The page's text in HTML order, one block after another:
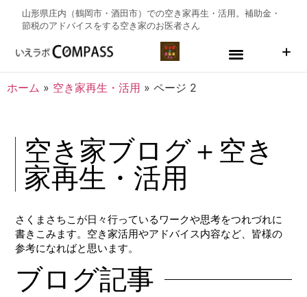
山形県庄内（鶴岡市・酒田市）での空き家再生・活用。補助金・
節税のアドバイスをする空き家のお医者さん
ホーム » 空き家再生・活用 » ページ 2
空き家ブログ＋空き
家再生・活用
さくまさちこが日々行っているワークや思考をつれづれに
書きこみます。空き家活用やアドバイス内容など、皆様の
参考になればと思います。
ブログ記事